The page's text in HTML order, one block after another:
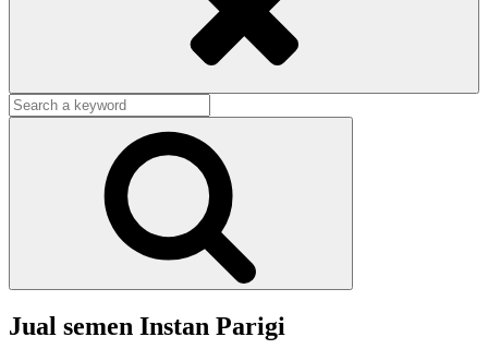
Search
for:
Search
Jual semen Instan Parigi